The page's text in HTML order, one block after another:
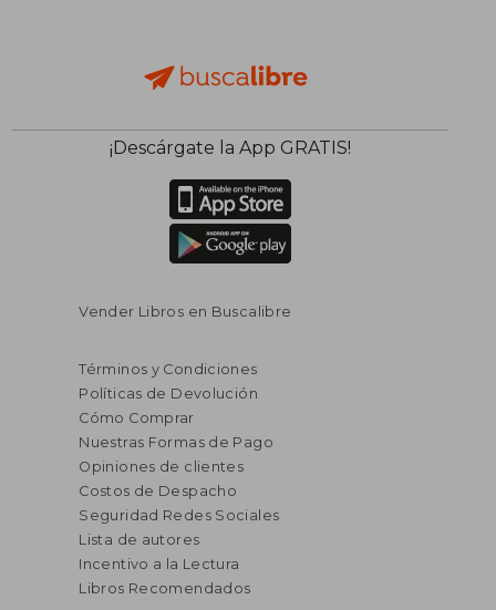
¡Descárgate la App GRATIS!
Vender Libros en Buscalibre
Términos y Condiciones
Políticas de Devolución
Cómo Comprar
Nuestras Formas de Pago
Opiniones de clientes
Costos de Despacho
Seguridad Redes Sociales
Lista de autores
Incentivo a la Lectura
Libros Recomendados